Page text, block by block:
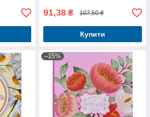
91,38 ₴ 107,50 ₴
Купити
–15%